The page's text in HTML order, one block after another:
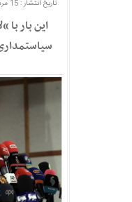
تاریخ انتشار : 15 مرداد 1404 - 8:38 |
این بار با